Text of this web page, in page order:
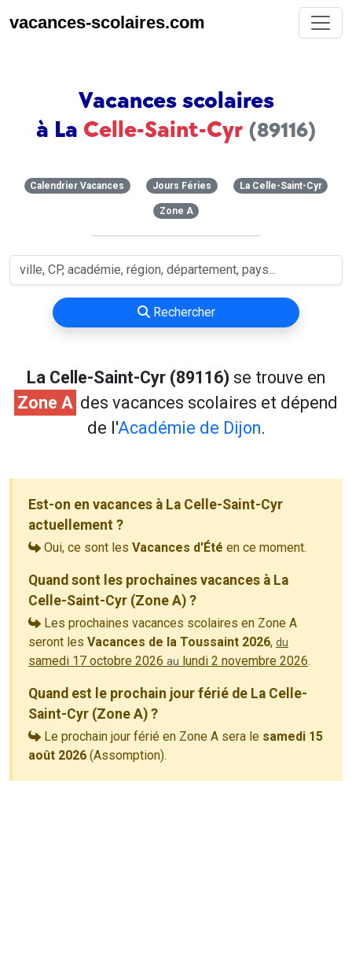
vacances-scolaires.com
Vacances scolaires
à La Celle-Saint-Cyr (89116)
Calendrier Vacances Jours Féries La Celle-Saint-Cyr
Zone A
Rechercher
La Celle-Saint-Cyr (89116) se trouve en
Zone A des vacances scolaires et dépend
de l'Académie de Dijon.
Est-on en vacances à La Celle-Saint-Cyr
actuellement ?
Oui, ce sont les Vacances d'Été en ce moment.
Quand sont les prochaines vacances à La
Celle-Saint-Cyr (Zone A) ?
Les prochaines vacances scolaires en Zone A
seront les Vacances de la Toussaint 2026, du
samedi 17 octobre 2026 au lundi 2 novembre 2026.
Quand est le prochain jour férié de La Celle-
Saint-Cyr (Zone A) ?
Le prochain jour férié en Zone A sera le samedi 15
août 2026 (Assomption).